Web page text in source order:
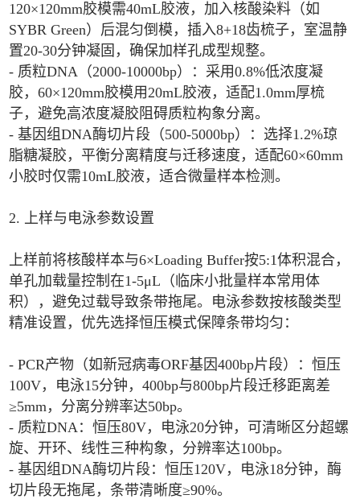
120×120mm胶模需40mL胶液，加入核酸染料（如
SYBR Green）后混匀倒模，插入8+18齿梳子，室温静
置20-30分钟凝固，确保加样孔成型规整。
- 质粒DNA（2000-10000bp）：采用0.8%低浓度凝
胶，60×120mm胶模用20mL胶液，适配1.0mm厚梳
子，避免高浓度凝胶阻碍质粒构象分离。
- 基因组DNA酶切片段（500-5000bp）：选择1.2%琼
脂糖凝胶，平衡分离精度与迁移速度，适配60×60mm
小胶时仅需10mL胶液，适合微量样本检测。
2. 上样与电泳参数设置
上样前将核酸样本与6×Loading Buffer按5:1体积混合，
单孔加载量控制在1-5μL（临床小批量样本常用体
积），避免过载导致条带拖尾。电泳参数按核酸类型
精准设置，优先选择恒压模式保障条带均匀：
- PCR产物（如新冠病毒ORF基因400bp片段）：恒压
100V，电泳15分钟，400bp与800bp片段迁移距离差
≥5mm，分离分辨率达50bp。
- 质粒DNA：恒压80V，电泳20分钟，可清晰区分超螺
旋、开环、线性三种构象，分辨率达100bp。
- 基因组DNA酶切片段：恒压120V，电泳18分钟，酶
切片段无拖尾，条带清晰度≥90%。